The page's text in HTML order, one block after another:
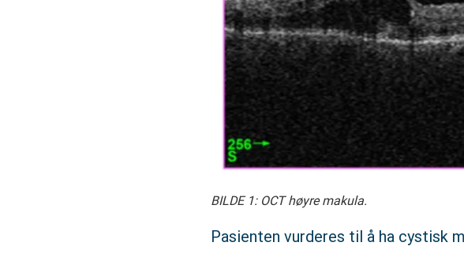
BILDE 1: OCT høyre makula.
Pasienten vurderes til å ha cystisk